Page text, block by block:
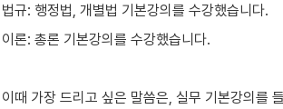
법규: 행정법, 개별법 기본강의를 수강했습니다.
이론: 총론 기본강의를 수강했습니다.
이때 가장 드리고 싶은 말씀은, 실무 기본강의를